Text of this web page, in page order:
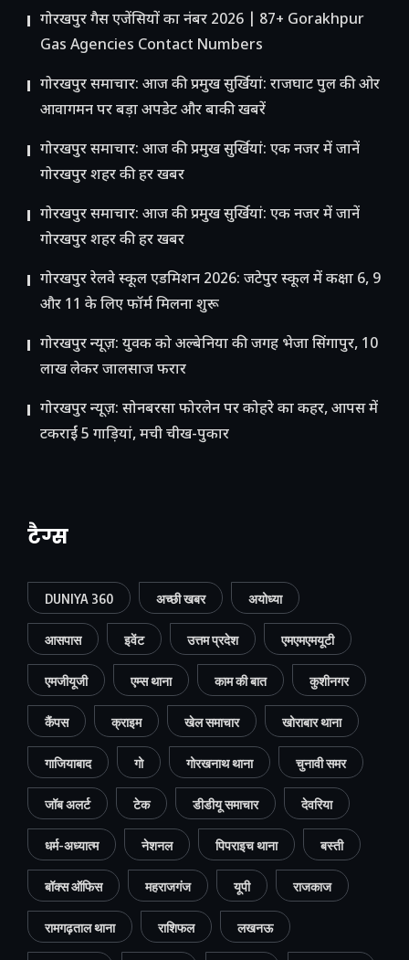
गोरखपुर गैस एजेंसियों का नंबर 2026 | 87+ Gorakhpur
Gas Agencies Contact Numbers
गोरखपुर समाचार: आज की प्रमुख सुर्खियां: राजघाट पुल की ओर
आवागमन पर बड़ा अपडेट और बाकी खबरें
गोरखपुर समाचार: आज की प्रमुख सुर्खियां: एक नजर में जानें
गोरखपुर शहर की हर खबर
गोरखपुर समाचार: आज की प्रमुख सुर्खियां: एक नजर में जानें
गोरखपुर शहर की हर खबर
गोरखपुर रेलवे स्कूल एडमिशन 2026: जटेपुर स्कूल में कक्षा 6, 9
और 11 के लिए फॉर्म मिलना शुरू
गोरखपुर न्यूज़: युवक को अल्बेनिया की जगह भेजा सिंगापुर, 10
लाख लेकर जालसाज फरार
गोरखपुर न्यूज़: सोनबरसा फोरलेन पर कोहरे का कहर, आपस में
टकराईं 5 गाड़ियां, मची चीख-पुकार
टैग्स
DUNIYA 360 अच्छी खबर अयोध्या
आसपास इवेंट उत्तम प्रदेश एमएमएमयूटी
एमजीयूजी एम्स थाना काम की बात कुशीनगर
कैंपस क्राइम खेल समाचार खोराबार थाना
गाजियाबाद गो गोरखनाथ थाना चुनावी समर
जॉब अलर्ट टेक डीडीयू समाचार देवरिया
धर्म-अध्यात्म नेशनल पिपराइच थाना बस्ती
बॉक्स ऑफिस महराजगंज यूपी राजकाज
रामगढ़ताल थाना राशिफल लखनऊ